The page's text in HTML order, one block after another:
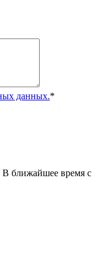
данных.*
ближайшее время с